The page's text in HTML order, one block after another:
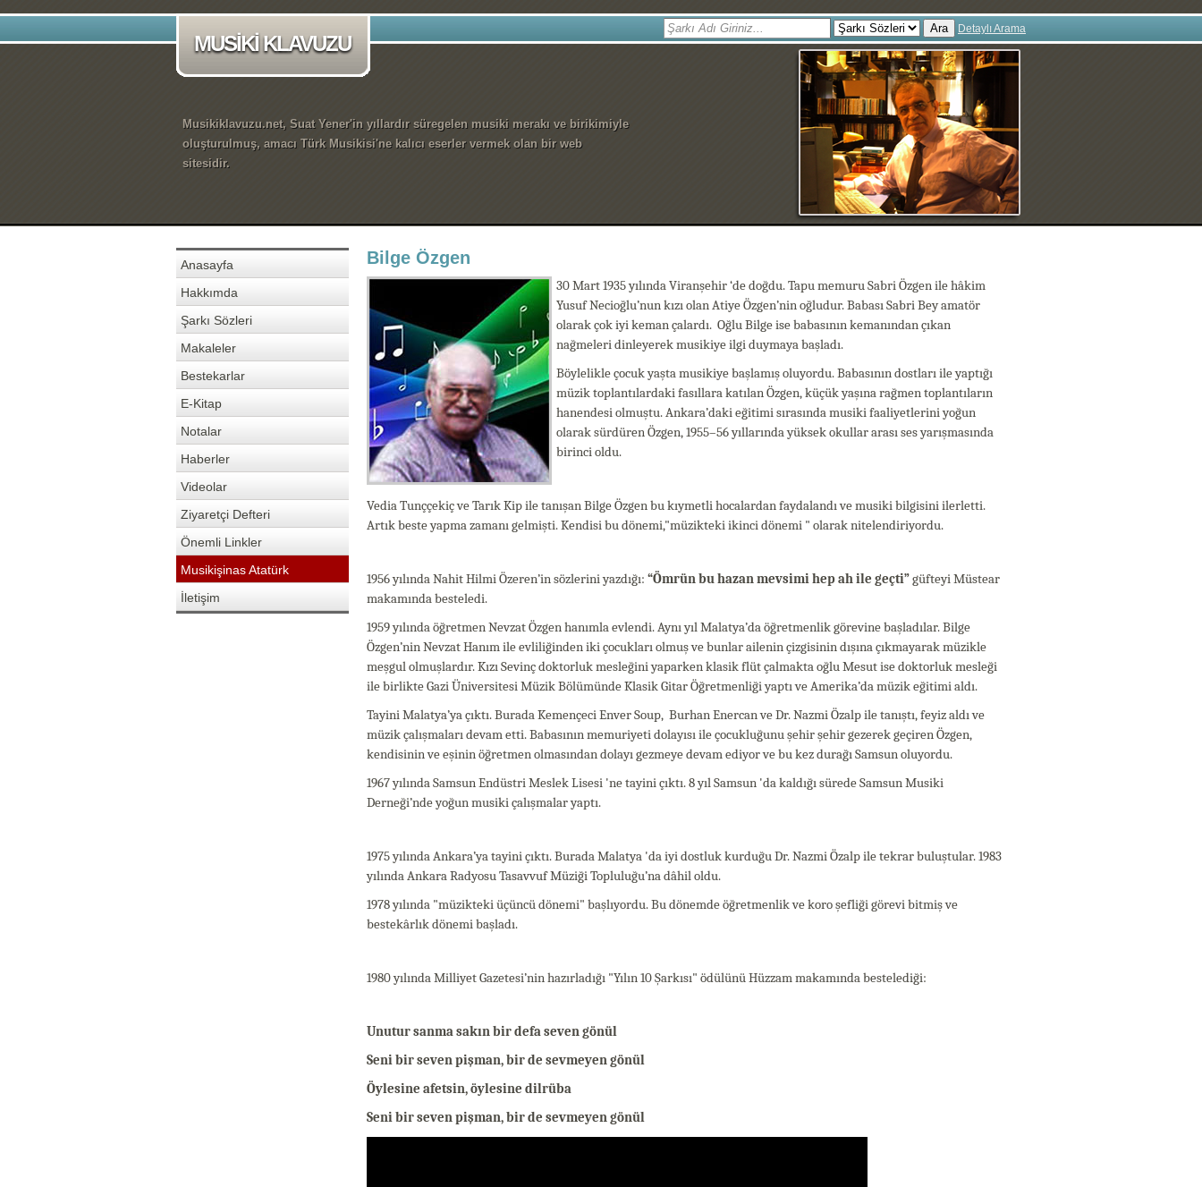
MUSİKİ KLAVUZU
Ara Detaylı Arama
Musikiklavuzu.net, Suat Yener'in yıllardır süregelen musiki merakı ve birikimiyle
oluşturulmuş, amacı Türk Musikisi'ne kalıcı eserler vermek olan bir web
sitesidir.
Anasayfa
Hakkımda
Şarkı Sözleri
Makaleler
Bestekarlar
E-Kitap
Notalar
Haberler
Videolar
Ziyaretçi Defteri
Önemli Linkler
Musikişinas Atatürk
İletişim
Bilge Özgen
30 Mart 1935 yılında Viranşehir ‘de doğdu. Tapu memuru Sabri Özgen ile hâkim
Yusuf Necioğlu’nun kızı olan Atiye Özgen’nin oğludur. Babası Sabri Bey amatör
olarak çok iyi keman çalardı. Oğlu Bilge ise babasının kemanından çıkan
nağmeleri dinleyerek musikiye ilgi duymaya başladı.
Böylelikle çocuk yaşta musikiye başlamış oluyordu. Babasının dostları ile yaptığı
müzik toplantılardaki fasıllara katılan Özgen, küçük yaşına rağmen toplantıların
hanendesi olmuştu. Ankara’daki eğitimi sırasında musiki faaliyetlerini yoğun
olarak sürdüren Özgen, 1955–56 yıllarında yüksek okullar arası ses yarışmasında
birinci oldu.
Vedia Tunççekiç ve Tarık Kip ile tanışan Bilge Özgen bu kıymetli hocalardan faydalandı ve musiki bilgisini ilerletti.
Artık beste yapma zamanı gelmişti. Kendisi bu dönemi,"müzikteki ikinci dönemi " olarak nitelendiriyordu.
1956 yılında Nahit Hilmi Özeren’in sözlerini yazdığı: “Ömrün bu hazan mevsimi hep ah ile geçti”güfteyi Müstear
makamında besteledi.
1959 yılında öğretmen Nevzat Özgen hanımla evlendi. Aynı yıl Malatya’da öğretmenlik görevine başladılar. Bilge
Özgen’nin Nevzat Hanım ile evliliğinden iki çocukları olmuş ve bunlar ailenin çizgisinin dışına çıkmayarak müzikle
meşgul olmuşlardır. Kızı Sevinç doktorluk mesleğini yaparken klasik flüt çalmakta oğlu Mesut ise doktorluk mesleği
ile birlikte Gazi Üniversitesi Müzik Bölümünde Klasik Gitar Öğretmenliği yaptı ve Amerika’da müzik eğitimi aldı.
Tayini Malatya’ya çıktı. Burada Kemençeci Enver Soup, Burhan Enercan ve Dr. Nazmi Özalp ile tanıştı, feyiz aldı ve
müzik çalışmaları devam etti. Babasının memuriyeti dolayısı ile çocukluğunu şehir şehir gezerek geçiren Özgen,
kendisinin ve eşinin öğretmen olmasından dolayı gezmeye devam ediyor ve bu kez durağı Samsun oluyordu.
1967 yılında Samsun Endüstri Meslek Lisesi 'ne tayini çıktı. 8 yıl Samsun 'da kaldığı sürede Samsun Musiki
Derneği’nde yoğun musiki çalışmalar yaptı.
1975 yılında Ankara’ya tayini çıktı. Burada Malatya 'da iyi dostluk kurduğu Dr. Nazmi Özalp ile tekrar buluştular. 1983
yılında Ankara Radyosu Tasavvuf Müziği Topluluğu’na dâhil oldu.
1978 yılında "müzikteki üçüncü dönemi" başlıyordu. Bu dönemde öğretmenlik ve koro şefliği görevi bitmiş ve
bestekârlık dönemi başladı.
1980 yılında Milliyet Gazetesi’nin hazırladığı "Yılın 10 Şarkısı" ödülünü Hüzzam makamında bestelediği:
Unutur sanma sakın bir defa seven gönül
Seni bir seven pişman, bir de sevmeyen gönül
Öylesine afetsin, öylesine dilrüba
Seni bir seven pişman, bir de sevmeyen gönül